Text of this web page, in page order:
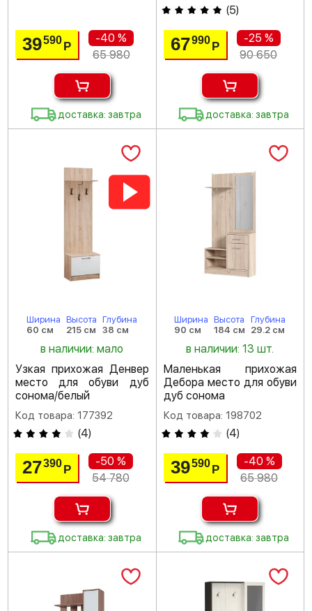
39590 Р
-40 %
65 980
доставка: завтра
(5)
67990 Р
-25 %
90 650
доставка: завтра
Ширина
60 см
Высота
215 см
Глубина
38 см
в наличии: мало
Узкая прихожая Денвер
место для обуви дуб
сонома/белый
Код товара: 177392
(4)
27390 Р
-50 %
54 780
доставка: завтра
Ширина
90 см
Высота
184 см
Глубина
29.2 см
в наличии: 13 шт.
Маленькая прихожая
Дебора место для обуви
дуб сонома
Код товара: 198702
(4)
39590 Р
-40 %
65 980
доставка: завтра